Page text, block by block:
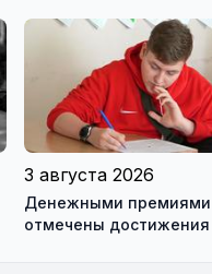
3 августа 2026
Денежными премиями
отмечены достижения